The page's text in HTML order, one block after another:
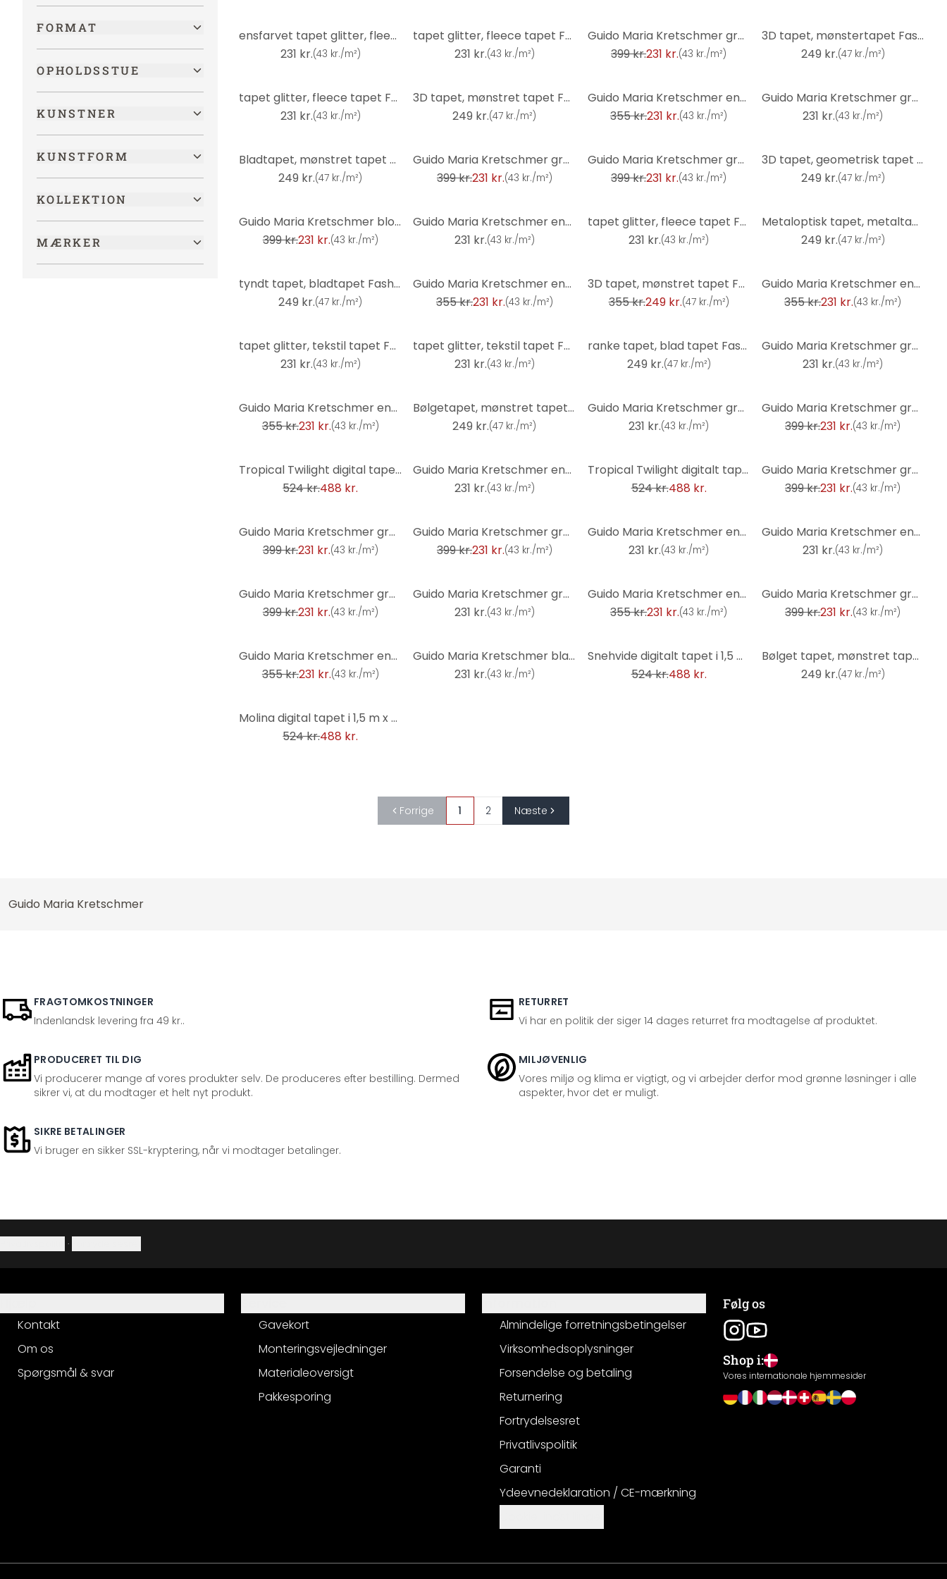
Historisk
Junglen
Køretøjer
Kunst
Landskaber
LGBTQIA+
Mad og drikkevarer
Maritim
Metal-look
Mode & beauty
Mode og skønhed
Wellness
FORMAT
OPHOLDSSTUE
KUNSTNER
KUNSTFORM
KOLLEKTION
MÆRKER
ensfarvet tapet glitter, fleecetapet Fashion for Walls 4 af Guido Maria Kretschmer cream
231 kr.(43 kr./m²)
tapet glitter, fleece tapet Fashion for Walls 4 af Guido Maria Kretschmer sølv
231 kr.(43 kr./m²)
Guido Maria Kretschmer grafisk tapet Waves of Light Fashion for Walls 5 pink
399 kr.231 kr.(43 kr./m²)
3D tapet, mønstertapet Fashion for Walls 4 af Guido Maria Kretschmer grå
249 kr.(47 kr./m²)
tapet glitter, fleece tapet Fashion for Walls 4 af Guido Maria Kretschmer grå
231 kr.(43 kr./m²)
3D tapet, mønstret tapet Fashion for Walls 4 af Guido Maria Kretschmer bronze
249 kr.(47 kr./m²)
Guido Maria Kretschmer enhedstapet Echo & Soft Loom Fashion for Walls 5 brun
355 kr.231 kr.(43 kr./m²)
Guido Maria Kretschmer grafisk tapet Twill Fashion for Walls 5 gold
231 kr.(43 kr./m²)
Bladtapet, mønstret tapet Fashion for Walls 4 af Guido Maria Kretschmer grå
249 kr.(47 kr./m²)
Guido Maria Kretschmer grafisk tapet Twill Fashion for Walls 5 light taupe
399 kr.231 kr.(43 kr./m²)
Guido Maria Kretschmer grafisk tapet Shift Fashion for Walls 5 sort
399 kr.231 kr.(43 kr./m²)
3D tapet, geometrisk tapet Fashion for Walls 4 af Guido Maria Kretschmer bronze
249 kr.(47 kr./m²)
Guido Maria Kretschmer blomstermotiv tapet Floral Glow Fashion for Walls 5 sølv
399 kr.231 kr.(43 kr./m²)
Guido Maria Kretschmer enhedstapet Echo & Soft Loom Fashion for Walls 5 beige
231 kr.(43 kr./m²)
tapet glitter, fleece tapet Fashion for Walls 4 af Guido Maria Kretschmer grå
231 kr.(43 kr./m²)
Metaloptisk tapet, metaltapet Fashion for Walls 4 af Guido Maria Kretschmer beige
249 kr.(47 kr./m²)
tyndt tapet, bladtapet Fashion for Walls 4 af Guido Maria Kretschmer sort
249 kr.(47 kr./m²)
Guido Maria Kretschmer enhedstapet Echo & Soft Loom Fashion for Walls 5 taupe
355 kr.231 kr.(43 kr./m²)
3D tapet, mønstret tapet Fashion for Walls 4 af Guido Maria Kretschmer beige
355 kr.249 kr.(47 kr./m²)
Guido Maria Kretschmer enhedstapet Echo & Soft Loom Fashion for Walls 5 beige
355 kr.231 kr.(43 kr./m²)
tapet glitter, tekstil tapet Fashion for Walls 4 af Guido Maria Kretschmer grå
231 kr.(43 kr./m²)
tapet glitter, tekstil tapet Fashion for Walls 4 af Guido Maria Kretschmer sort
231 kr.(43 kr./m²)
ranke tapet, blad tapet Fashion for Walls 4 af Guido Maria Kretschmer bronze
249 kr.(47 kr./m²)
Guido Maria Kretschmer grafisk tapet Woven Whisper Fashion for Walls 5 beige
231 kr.(43 kr./m²)
Guido Maria Kretschmer enhedstapet Echo & Soft Loom Fashion for Walls 5 lysebrun
355 kr.231 kr.(43 kr./m²)
Bølgetapet, mønstret tapet Fashion for Walls 4 af Guido Maria Kretschmer bronze
249 kr.(47 kr./m²)
Guido Maria Kretschmer grafisk tapet Concrete Illusion Fashion for Walls 5 light taupe
231 kr.(43 kr./m²)
Guido Maria Kretschmer grafisk tapet Twill Fashion for Walls 5 sort
399 kr.231 kr.(43 kr./m²)
Tropical Twilight digital tapet i 1,5 x 2,7 m Fashion for Walls 4 af Guido Maria Kretschmer
524 kr.488 kr.
Guido Maria Kretschmer enhedstapet Echo & Soft Loom Fashion for Walls 5 beige
231 kr.(43 kr./m²)
Tropical Twilight digitalt tapet i 1,5x2,7 m Fashion for Walls 4 af Guido Maria Kretschmer
524 kr.488 kr.
Guido Maria Kretschmer grafisk tapet Woven Whisper Fashion for Walls 5 light taupe
399 kr.231 kr.(43 kr./m²)
Guido Maria Kretschmer grafisk tapet Woven Whisper Fashion for Walls 5 brun
399 kr.231 kr.(43 kr./m²)
Guido Maria Kretschmer grafisk tapet Shift Fashion for Walls 5 silver
399 kr.231 kr.(43 kr./m²)
Guido Maria Kretschmer enhedstapet Echo & Soft Loom Fashion for Walls 5 lys taupe
231 kr.(43 kr./m²)
Guido Maria Kretschmer enhedstapet Echo & Soft Loom Fashion for Walls 5 creme
231 kr.(43 kr./m²)
Guido Maria Kretschmer grafisk tapet Concrete Illusion Fashion for Walls 5 beige
399 kr.231 kr.(43 kr./m²)
Guido Maria Kretschmer grafisk tapet Woven Whisper Fashion for Walls 5 okker
231 kr.(43 kr./m²)
Guido Maria Kretschmer enhedstapet Echo & Soft Loom Fashion for Walls 5 sølv
355 kr.231 kr.(43 kr./m²)
Guido Maria Kretschmer grafisk tapet Twill Fashion for Walls 5 blå
399 kr.231 kr.(43 kr./m²)
Guido Maria Kretschmer enhedstapet Echo & Soft Loom Fashion for Walls 5 turkis
355 kr.231 kr.(43 kr./m²)
Guido Maria Kretschmer bladmotiv tapet Yamato Fashion for Walls 5 rød
231 kr.(43 kr./m²)
Snehvide digitalt tapet i 1,5 m x 2,7 m Fashion for Walls 4 af Guido Maria Kretschmer
524 kr.488 kr.
Bølget tapet, mønstret tapet Fashion for Walls 4 af Guido Maria Kretschmer beige
249 kr.(47 kr./m²)
Molina digital tapet i 1,5 m x 2,7 m Fashion for Walls 4 af Guido Maria Kretschmer
524 kr.488 kr.
Forrige 1 2 Næste
Guido Maria Kretschmer
FRAGTOMKOSTNINGER
Indenlandsk levering fra 49 kr..
RETURRET
Vi har en politik der siger 14 dages returret fra modtagelse af produktet.
PRODUCERET TIL DIG
Vi producerer mange af vores produkter selv. De produceres efter bestilling. Dermed
sikrer vi, at du modtager et helt nyt produkt.
MILJØVENLIG
Vores miljø og klima er vigtigt, og vi arbejder derfor mod grønne løsninger i alle
aspekter, hvor det er muligt.
SIKRE BETALINGER
Vi bruger en sikker SSL-kryptering, når vi modtager betalinger.
·
Kontakt
Om os
Spørgsmål & svar
Gavekort
Monteringsvejledninger
Materialeoversigt
Pakkesporing
Almindelige forretningsbetingelser
Virksomhedsoplysninger
Forsendelse og betaling
Returnering
Fortrydelsesret
Privatlivspolitik
Garanti
Ydeevnedeklaration / CE-mærkning
Følg os
Shop i:
Vores internationale hjemmesider